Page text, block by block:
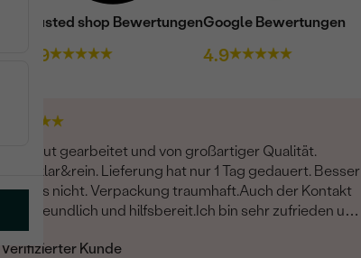
Trusted shop Bewertungen
4.9
Google Bewertungen
4.9
Sehr gut gearbeitet und von großartiger Qualität.
Stein,klar&rein. Lieferung hat nur 1 Tag gedauert. Besser
geht es nicht. Verpackung traumhaft.Auch der Kontakt
sehr freundlich und hilfsbereit.Ich bin sehr zufrieden und
kann Eppi wirklich empfehlen.Vielen Dank
Verifizierter Kunde